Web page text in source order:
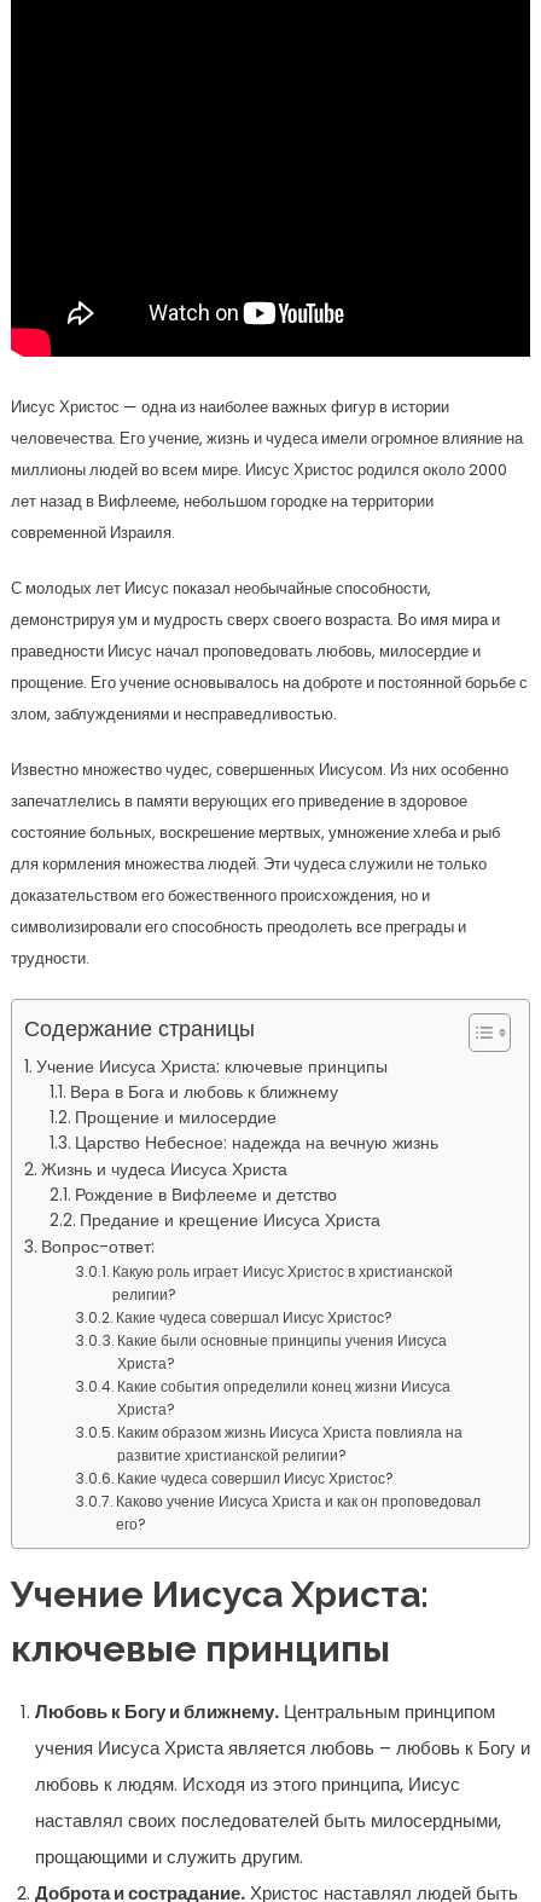
Иисус Христос — одна из наиболее важных фигур в истории
человечества. Его учение, жизнь и чудеса имели огромное влияние на
миллионы людей во всем мире. Иисус Христос родился около 2000
лет назад в Вифлееме, небольшом городке на территории
современной Израиля.
С молодых лет Иисус показал необычайные способности,
демонстрируя ум и мудрость сверх своего возраста. Во имя мира и
праведности Иисус начал проповедовать любовь, милосердие и
прощение. Его учение основывалось на доброте и постоянной борьбе с
злом, заблуждениями и несправедливостью.
Известно множество чудес, совершенных Иисусом. Из них особенно
запечатлелись в памяти верующих его приведение в здоровое
состояние больных, воскрешение мертвых, умножение хлеба и рыб
для кормления множества людей. Эти чудеса служили не только
доказательством его божественного происхождения, но и
символизировали его способность преодолеть все преграды и
трудности.
Содержание страницы
Учение Иисуса Христа: ключевые принципы
Вера в Бога и любовь к ближнему
Прощение и милосердие
Царство Небесное: надежда на вечную жизнь
Жизнь и чудеса Иисуса Христа
Рождение в Вифлееме и детство
Предание и крещение Иисуса Христа
Вопрос-ответ:
Какую роль играет Иисус Христос в христианской
религии?
Какие чудеса совершал Иисус Христос?
Какие были основные принципы учения Иисуса
Христа?
Какие события определили конец жизни Иисуса
Христа?
Каким образом жизнь Иисуса Христа повлияла на
развитие христианской религии?
Какие чудеса совершил Иисус Христос?
Каково учение Иисуса Христа и как он проповедовал
его?
Учение Иисуса Христа:
ключевые принципы
Любовь к Богу и ближнему.Центральным принципом
учения Иисуса Христа является любовь – любовь к Богу и
любовь к людям. Исходя из этого принципа, Иисус
наставлял своих последователей быть милосердными,
прощающими и служить другим.
Доброта и сострадание.Христос наставлял людей быть